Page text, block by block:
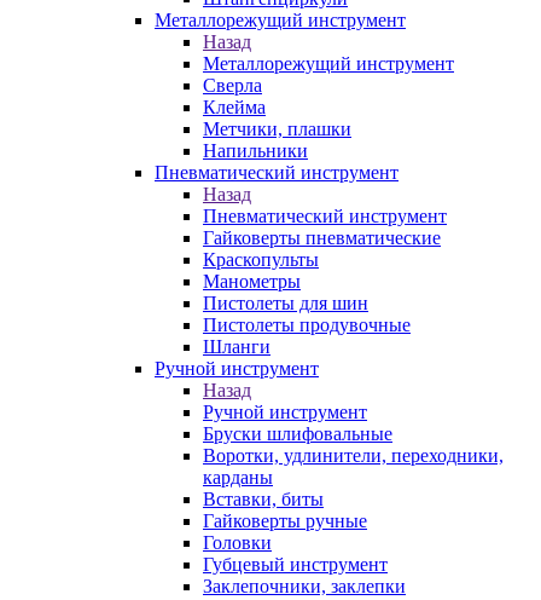
Металлорежущий инструмент
Назад
Металлорежущий инструмент
Сверла
Клейма
Метчики, плашки
Напильники
Пневматический инструмент
Назад
Пневматический инструмент
Гайковерты пневматические
Краскопульты
Манометры
Пистолеты для шин
Пистолеты продувочные
Шланги
Ручной инструмент
Назад
Ручной инструмент
Бруски шлифовальные
Воротки, удлинители, переходники,
карданы
Вставки, биты
Гайковерты ручные
Головки
Губцевый инструмент
Заклепочники, заклепки